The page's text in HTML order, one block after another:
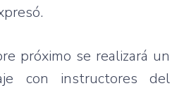
próximo se realizará un
con instructores del